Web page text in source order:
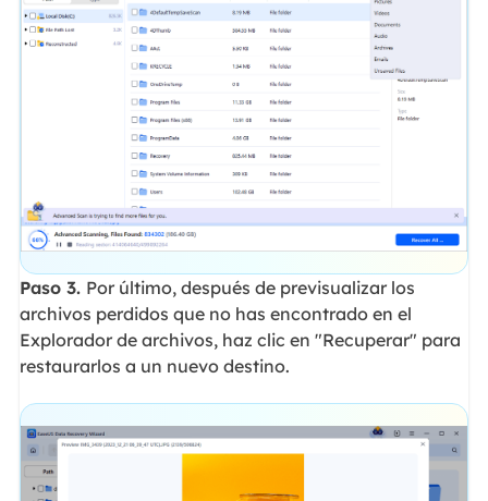
Paso 3. Por último, después de previsualizar los
archivos perdidos que no has encontrado en el
Explorador de archivos, haz clic en "Recuperar" para
restaurarlos a un nuevo destino.